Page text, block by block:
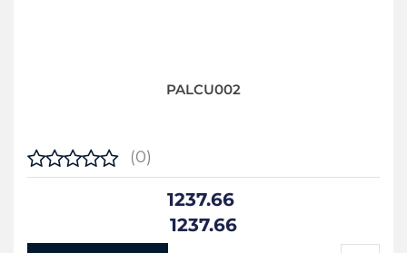
PALCU002
(0)
1237.66
1237.66